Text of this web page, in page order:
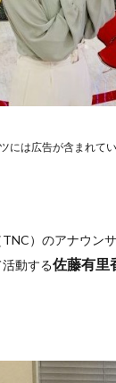
には広告が含まれて
）のアナウン
動する佐藤有里